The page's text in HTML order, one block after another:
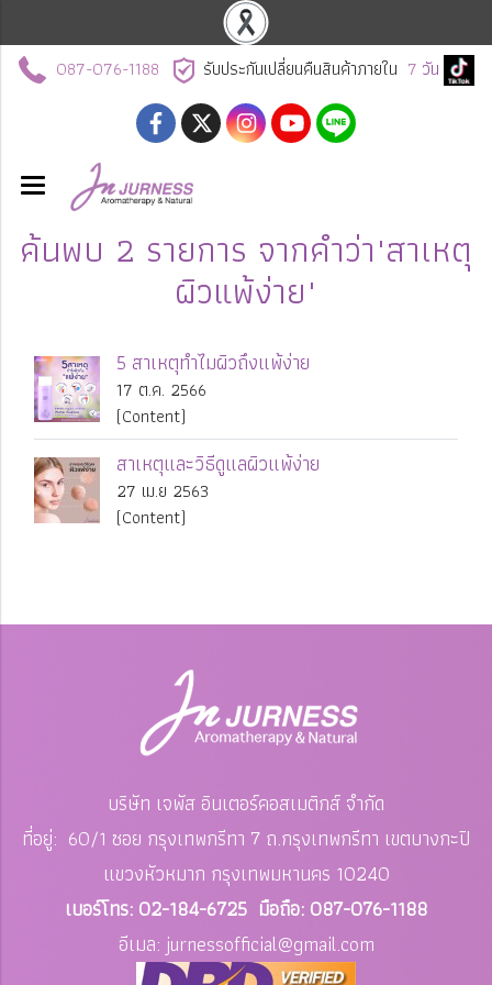
087-076-1188 รับประกันเปลี่ยนคืนสินค้าภายใน 7 วัน
ค้นพบ 2 รายการ จากคำว่า"สาเหตุ
ผิวแพ้ง่าย"
5 สาเหตุทำไมผิวถึงแพ้ง่าย
17 ต.ค. 2566
(Content)
สาเหตุและวิธีดูแลผิวแพ้ง่าย
27 เม.ย 2563
(Content)
บริษัท เจพัส อินเตอร์คอสเมติกส์ จำกัด
ที่อยู่: 60/1 ซอย กรุงเทพกรีทา 7 ถ.กรุงเทพกรีทา เขตบางกะปิ
แขวงหัวหมาก กรุงเทพมหานคร 10240
เบอร์โทร: 02-184-6725 มือถือ: 087-076-1188
อีเมล: jurnessofficial@gmail.com